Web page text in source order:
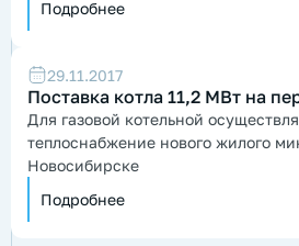
Подробнее
29.11.2017
Поставка котла 11,2 МВт на
Для газовой котельной
теплоснабжение нового жилого
Новосибирске
Подробнее